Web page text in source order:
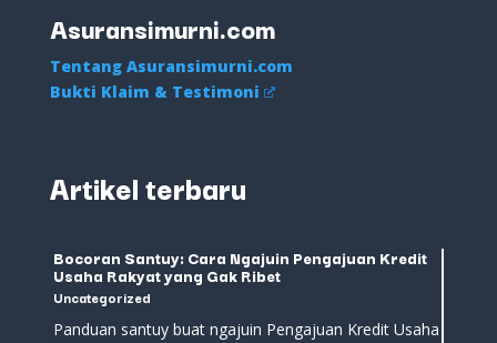
Asuransimurni.com
Tentang Asuransimurni.com
Bukti Klaim & Testimoni
Artikel terbaru
Bocoran Santuy: Cara Ngajuin Pengajuan Kredit
Usaha Rakyat yang Gak Ribet
Uncategorized
Panduan santuy buat ngajuin Pengajuan Kredit Usaha